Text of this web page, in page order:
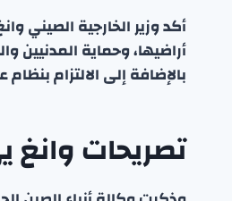
أكد وزير الخارجية الصيني
أراضيها، وحماية المدنيين
بالإضافة إلى الالتزام
تصريحات